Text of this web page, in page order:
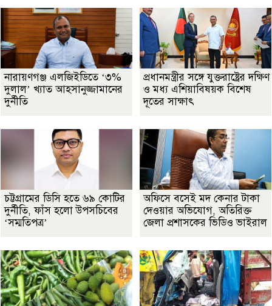
নারায়ণগঞ্জ এলজিইডিতে ‘৩%
দুলাল’ খ্যাত আহসানুজ্জামানের
দুর্নীতি
প্রধানমন্ত্রীর সঙ্গে যুক্তরাষ্ট্রের দক্ষিণ
ও মধ্য এশিয়াবিষয়ক বিশেষ
দূতের সাক্ষাৎ
চট্টগ্রামের ডিসি হতে ৬৯ কোটির
দুর্নীতি, ফাঁস হলো উপসচিবের
‘সম্মতিপত্র’
অফিসে বসেই মদ কেনার টাকা
দেওয়ার অভিযোগ, অতিরিক্ত
জেলা প্রশাসকের ভিডিও ভাইরাল